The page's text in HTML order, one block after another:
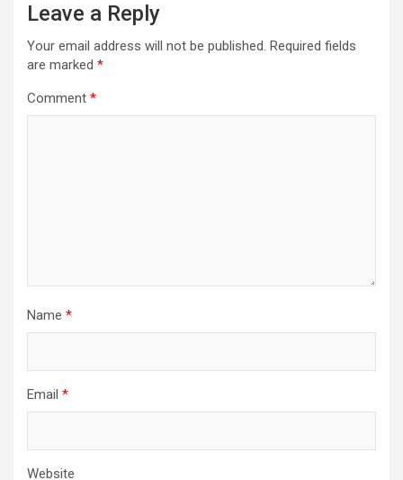
Leave a Reply
Your email address will not be published. Required fields
are marked *
Comment *
Name *
Email *
Website